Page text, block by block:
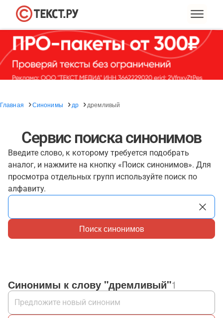
Главная Синонимы др дремливый
Сервис поиска синонимов
Введите слово, к которому требуется подобрать
аналог, и нажмите на кнопку «Поиск синонимов». Для
просмотра отдельных групп используйте поиск по
алфавиту.
Поиск синонимов
Синонимы к слову "дремливый"1